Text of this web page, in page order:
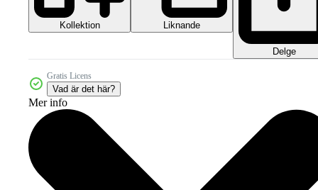
Kollektion Liknande
Delge
Gratis Licens
Vad är det här?
Mer info